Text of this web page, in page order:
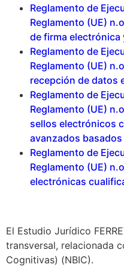
Reglamento de
Reglamento (UE)
de firma
Reglamento de
Reglamento (UE)
recepción de datos
Reglamento de
Reglamento (UE)
sellos electrónicos
avanzados
Reglamento de
Reglamento (UE)
electrónicas
El Estudio Jurídico
transversal, relacionada
Cognitivas) (NBIC).